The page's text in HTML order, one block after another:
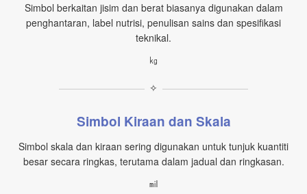
Simbol berkaitan jisim dan berat biasanya digunakan dalam
penghantaran, label nutrisi, penulisan sains dan spesifikasi
teknikal.
㎏
✧
Simbol Kiraan dan Skala
Simbol skala dan kiraan sering digunakan untuk tunjuk kuantiti
besar secara ringkas, terutama dalam jadual dan ringkasan.
㏕